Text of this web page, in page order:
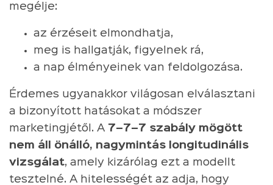
megélje:
az érzéseit elmondhatja,
meg is hallgatják, figyelnek rá,
a nap élményeinek van feldolgozása.
Érdemes ugyanakkor világosan elválasztani
a bizonyított hatásokat a módszer
marketingjétől. A 7–7–7 szabály mögött
nem áll önálló, nagymintás longitudinális
vizsgálat, amely kizárólag ezt a modellt
tesztelné. A hitelességét az adja, hogy